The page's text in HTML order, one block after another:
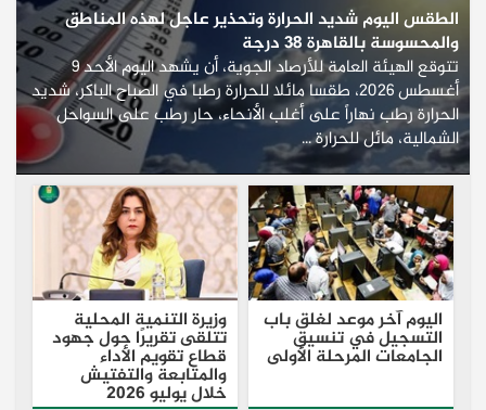
الطقس اليوم شديد الحرارة وتحذير عاجل لهذه المناطق
والمحسوسة بالقاهرة 38 درجة
تتوقع الهيئة العامة للأرصاد الجوية، أن يشهد اليوم الأحد 9
أغسطس 2026، طقسا مائلا للحرارة رطبا في الصباح الباكر، شديد
الحرارة رطب نهاراً على أغلب الأنحاء، حار رطب على السواحل
الشمالية، مائل للحرارة ...
اليوم آخر موعد لغلق باب
التسجيل في تنسيق
الجامعات المرحلة الأولى
وزيرة التنمية المحلية
تتلقى تقريرًا حول جهود
قطاع تقويم الأداء
والمتابعة والتفتيش
خلال يوليو 2026